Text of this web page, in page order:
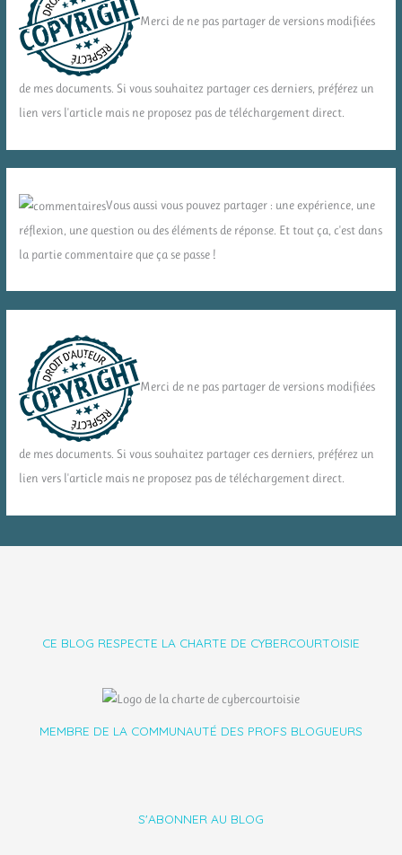
Merci de ne pas partager de versions modifiées
de mes documents. Si vous souhaitez partager ces derniers, préférez un
lien vers l'article mais ne proposez pas de téléchargement direct.
Vous aussi vous pouvez partager : une expérience, une
réflexion, une question ou des éléments de réponse. Et tout ça, c'est dans
la partie commentaire que ça se passe !
Merci de ne pas partager de versions modifiées
de mes documents. Si vous souhaitez partager ces derniers, préférez un
lien vers l'article mais ne proposez pas de téléchargement direct.
CE BLOG RESPECTE LA CHARTE DE CYBERCOURTOISIE
MEMBRE DE LA COMMUNAUTÉ DES PROFS BLOGUEURS
S'ABONNER AU BLOG